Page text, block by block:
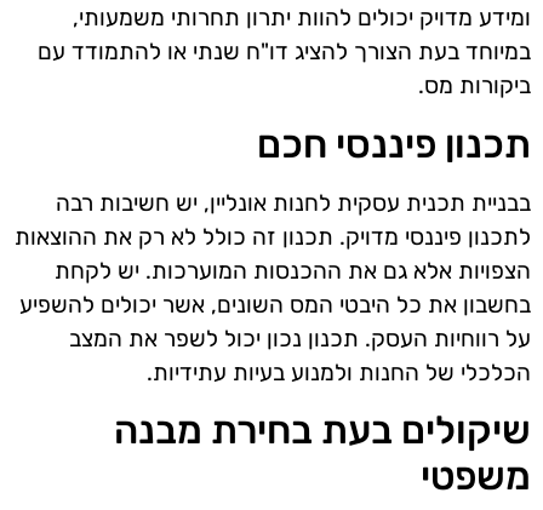
ומידע מדויק יכולים להוות יתרון תחרותי משמעותי,
במיוחד בעת הצורך להציג דו"ח שנתי או להתמודד עם
ביקורות מס.
תכנון פיננסי חכם
בבניית תכנית עסקית לחנות אונליין, יש חשיבות רבה
לתכנון פיננסי מדויק. תכנון זה כולל לא רק את ההוצאות
הצפויות אלא גם את ההכנסות המוערכות. יש לקחת
בחשבון את כל היבטי המס השונים, אשר יכולים להשפיע
על רווחיות העסק. תכנון נכון יכול לשפר את המצב
הכלכלי של החנות ולמנוע בעיות עתידיות.
שיקולים בעת בחירת מבנה
משפטי